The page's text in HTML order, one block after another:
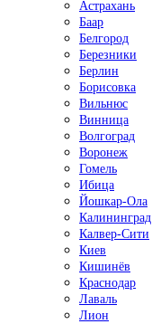
Астрахань
Баар
Белгород
Березники
Берлин
Борисовка
Вильнюс
Винница
Волгоград
Воронеж
Гомель
Ибица
Йошкар-Ола
Калининград
Калвер-Сити
Киев
Кишинёв
Краснодар
Лаваль
Лион